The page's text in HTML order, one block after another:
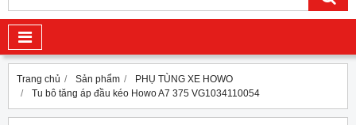
Trang chủ Sản phẩm
PHỤ TÙNG XE HOWO
Tu bô tăng áp đầu kéo Howo A7 375 VG1034110054